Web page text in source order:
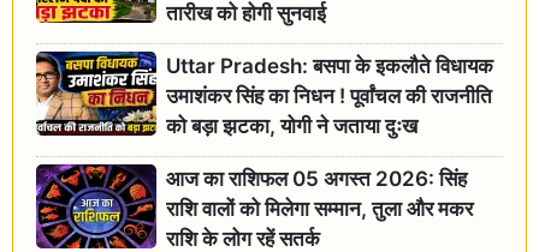
तारीख को होगी सुनवाई
Uttar Pradesh: बसपा के इकलौते विधायक
उमाशंकर सिंह का निधन ! पूर्वांचल की राजनीति
को बड़ा झटका, योगी ने जताया दुःख
आज का राशिफल 05 अगस्त 2026: सिंह
राशि वालों को मिलेगा सम्मान, तुला और मकर
राशि के लोग रहें सतर्क